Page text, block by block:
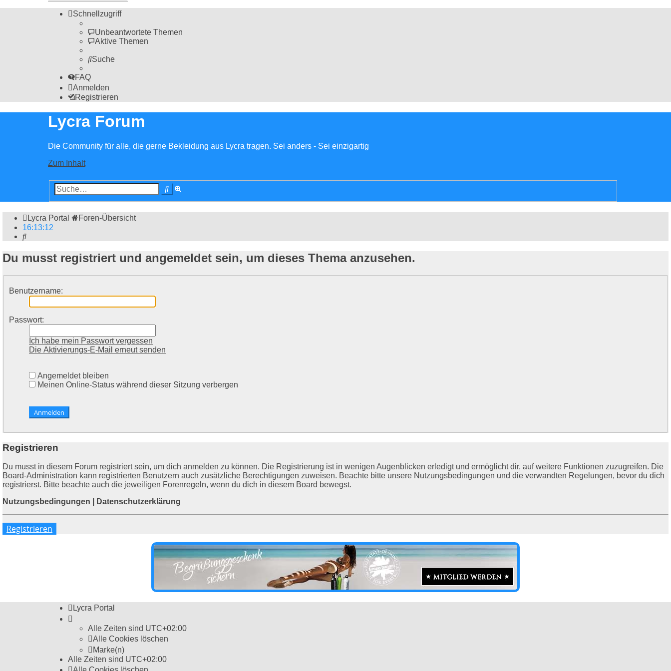
Schnellzugriff
Unbeantwortete Themen
Aktive Themen
Suche
FAQ
Anmelden
Registrieren
Lycra Forum
Die Community für alle, die gerne Bekleidung aus Lycra tragen. Sei anders - Sei einzigartig
Zum Inhalt
Suche
Lycra Portal
Foren-Übersicht
16:13:12
Suche
Du musst registriert und angemeldet sein, um dieses Thema anzusehen.
Benutzername:
Passwort:
Ich habe mein Passwort vergessen
Die Aktivierungs-E-Mail erneut senden
Angemeldet bleiben
Meinen Online-Status während dieser Sitzung verbergen
Registrieren
Du musst in diesem Forum registriert sein, um dich anmelden zu können. Die Registrierung ist in wenigen Augenblicken erledigt und ermöglicht dir, auf weitere Funktionen zuzugreifen. Die
Board-Administration kann registrierten Benutzern auch zusätzliche Berechtigungen zuweisen. Beachte bitte unsere Nutzungsbedingungen und die verwandten Regelungen, bevor du dich
registrierst. Bitte beachte auch die jeweiligen Forenregeln, wenn du dich in diesem Board bewegst.
Nutzungsbedingungen
Datenschutzerklärung
Registrieren
Lycra Portal
Alle Zeiten sind UTC+02:00
Alle Cookies löschen
Marke(n)
Alle Zeiten sind UTC+02:00